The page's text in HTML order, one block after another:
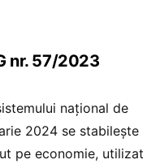
nr. 57/2023
național de
2024 se stabilește
pe economie, utilizat